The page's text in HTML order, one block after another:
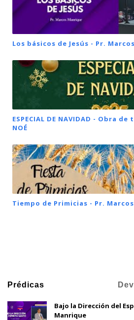
Los básicos de Jesús - Pr.
ESPECIAL DE NAVIDAD - Obra
NOÉ
Tiempo de Primicias - Pr.
Prédicas
Bajo la Dirección del
Manrique